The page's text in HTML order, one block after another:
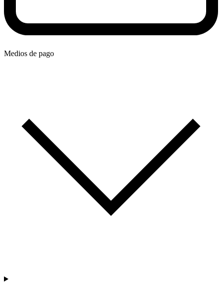
Medios de pago